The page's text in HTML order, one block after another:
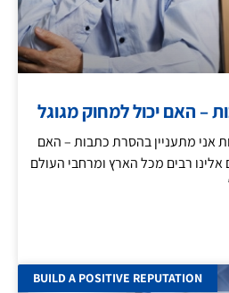
– האם יכול למחוק מגוגל
אני מתעניין בהסרת כתבות – האם
אלינו רבים מכל הארץ ומרחבי העולם
BUILD A POSITIVE REPUTATION